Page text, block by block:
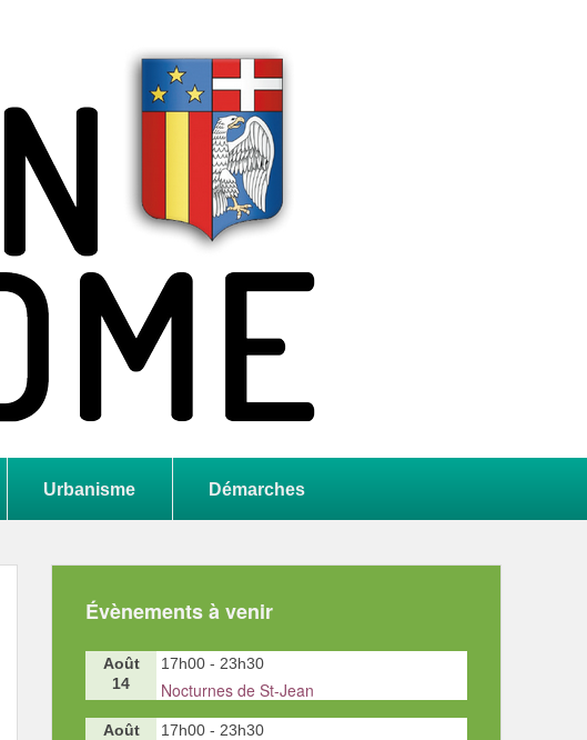
Urbanisme Démarches
Évènements à venir
Août
14
17h00 - 23h30
Nocturnes de St-Jean
Août
17h00 - 23h30